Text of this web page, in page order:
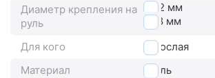
Диаметр крепления на
руль
22.2 мм
31.8 мм
Для кого
взрослая
Материал
сталь